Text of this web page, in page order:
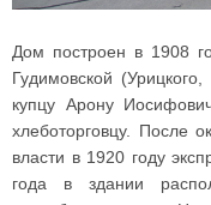
Дом построен в 1908
Гудимовской
купцу Арону
хлеботорговцу. После
власти в 1920 году
года в здании